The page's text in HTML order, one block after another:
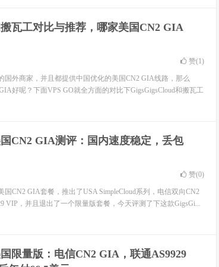
瓦工对比与推荐，哪家美国CN2 GIA
赞(1)
国外商家，并且都提供中国优化的美国CN2 GIA线路，那么
好呢？下面VPS GO就全方面的对比下GigsGigsCloud和搬瓦工
CN2 GIA测评：国内速度稳定，丢包
赞(0)
国CN2 GIA套餐，推出了USA SimpleCloud系列，电信双向CN2
VIP，并且退出了一个限量版套餐，今天评测了下这款GigsGi...
限量版：电信CN2 GIA，联通AS9929